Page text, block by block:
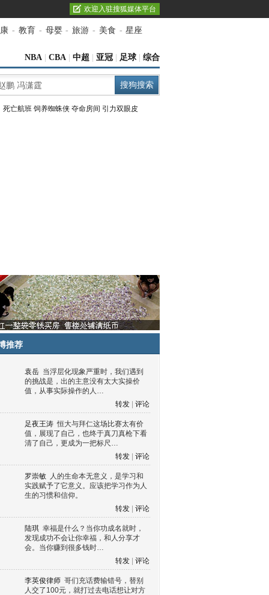
欢迎入驻搜狐媒体平台
- 教育 - 母婴 - 旅游 - 美食 - 星座
NBA CBA 中超 亚冠 足球 综合
死亡航班 饲养蜘蛛侠 夺命房间 引力双眼皮
推荐
袁岳 当浮层化现象严重时，我们遇到
的挑战是，出的主意没有太大实操价
值，从事实际操作的人…
转发
评论
足夜王涛 恒大与拜仁这场比赛太有价
值，展现了自己，也终于真刀真枪下看
清了自己，更成为一把标尺…
转发
评论
罗崇敏 人的生命本无意义，是学习和
实践赋予了它意义。应该把学习作为人
生的习惯和信仰。
转发
评论
陆琪 幸福是什么？当你功成名就时，
发现成功不会让你幸福，和人分享才
会。当你赚到很多钱时…
转发
评论
李英俊律师 哥们充话费输错号，替别
人交了100元，就打过去电话想让对方